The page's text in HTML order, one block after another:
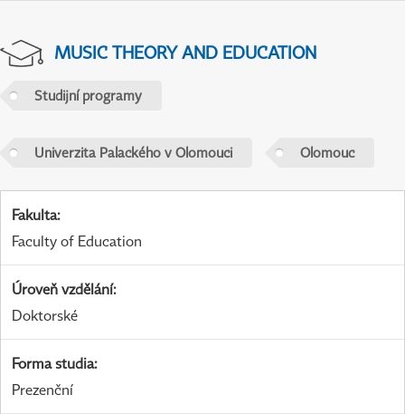
MUSIC THEORY AND EDUCATION
Studijní programy
Univerzita Palackého v Olomouci Olomouc
Fakulta:
Faculty of Education
Úroveň vzdělání:
Doktorské
Forma studia:
Prezenční